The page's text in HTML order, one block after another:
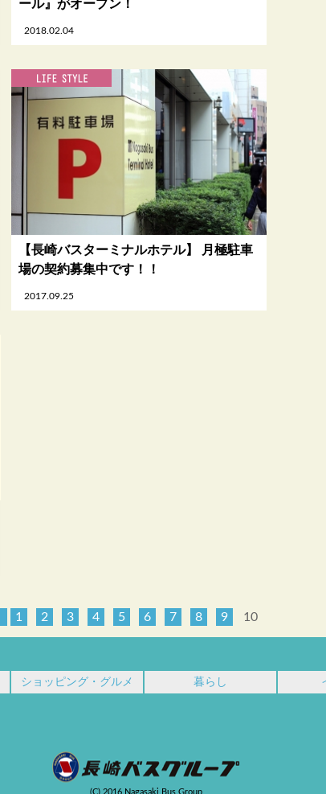
2018.02.04
ール』がオープン！
2017.09.25
【長崎バスターミナルホテル】 月極駐車
場の契約募集中です！！
1 2 3 4 5 6 7 8 9 10
ショッピング・グルメ 暮らし
(C) 2016 Nagasaki Bus Group